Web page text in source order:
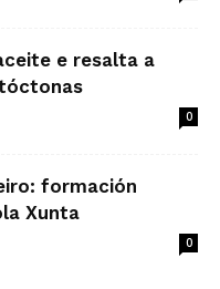
e resalta a
0
formación
Xunta
0